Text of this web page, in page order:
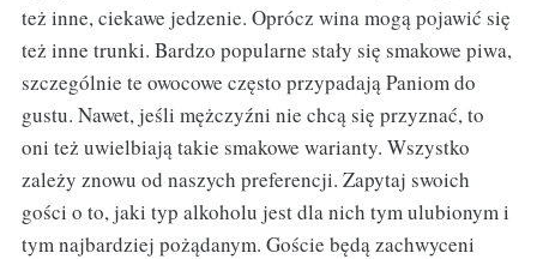
też inne, ciekawe jedzenie. Oprócz wina mogą pojawić się
też inne trunki. Bardzo popularne stały się smakowe piwa,
szczególnie te owocowe często przypadają Paniom do
gustu. Nawet, jeśli mężczyźni nie chcą się przyznać, to
oni też uwielbiają takie smakowe warianty. Wszystko
zależy znowu od naszych preferencji. Zapytaj swoich
gości o to, jaki typ alkoholu jest dla nich tym ulubionym i
tym najbardziej pożądanym. Goście będą zachwyceni